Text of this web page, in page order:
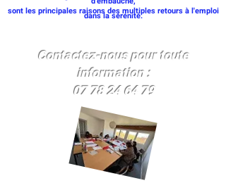
sont les principales raisons des multiples retours à l'emploi
dans la sérénité.
Contactez-nous pour toute
information :
07 78 24 64 79